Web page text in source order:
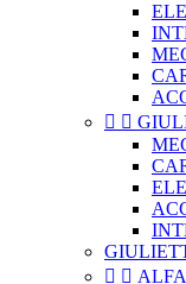
 
 